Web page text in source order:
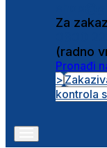
Za
(radno
Pronađi
>
kontrola